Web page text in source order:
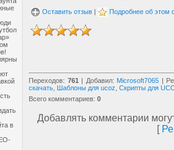
в
Оставить отзыв Подробнее об этом
Переходов: 761 | Добавил: Microsoft7065 |
скачать Шаблоны для ucoz Скрипты для
Всего комментариев: 0
Добавлять комментарии
[